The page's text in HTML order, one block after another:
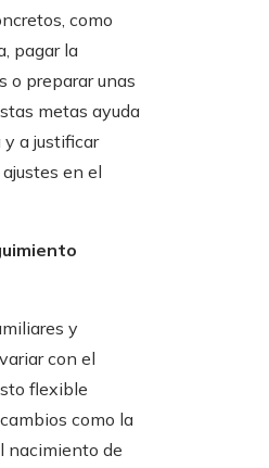
como
pagar la
o preparar unas
metas ayuda
a justificar
en el
y
con el
flexible
como la
nacimiento de